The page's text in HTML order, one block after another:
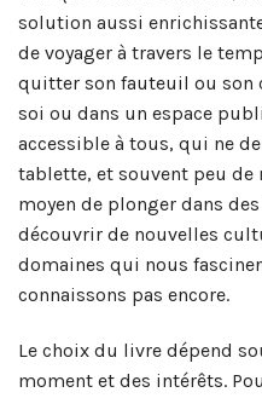
solution aussi
de voyager à travers le
quitter son fauteuil ou son
soi ou dans un espace
accessible à tous, qui ne
tablette, et souvent peu de
moyen de plonger dans
découvrir de nouvelles
domaines qui nous
connaissons pas encore.
Le choix du livre dépend
moment et des intérêts.